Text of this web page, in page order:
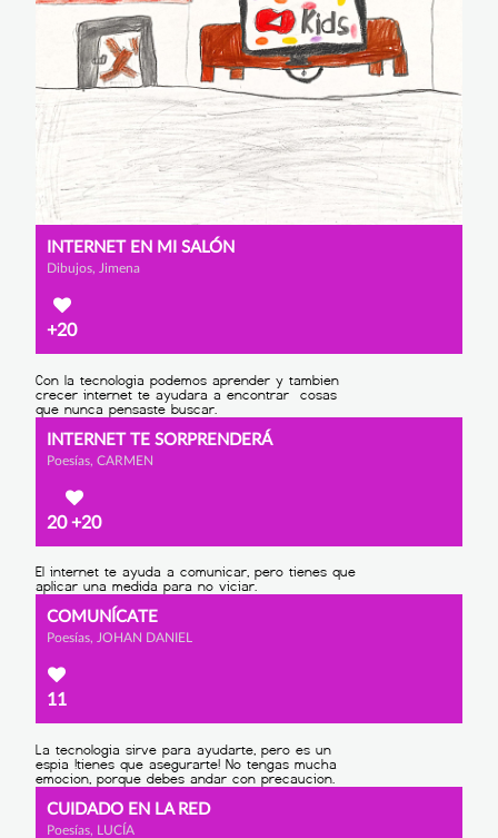
INTERNET EN MI SALÓN
Dibujos, Jimena
+20
INTERNET TE SORPRENDERÁ
Poesías, CARMEN
20+20
COMUNÍCATE
Poesías, JOHAN DANIEL
11
CUIDADO EN LA RED
Poesías, LUCÍA